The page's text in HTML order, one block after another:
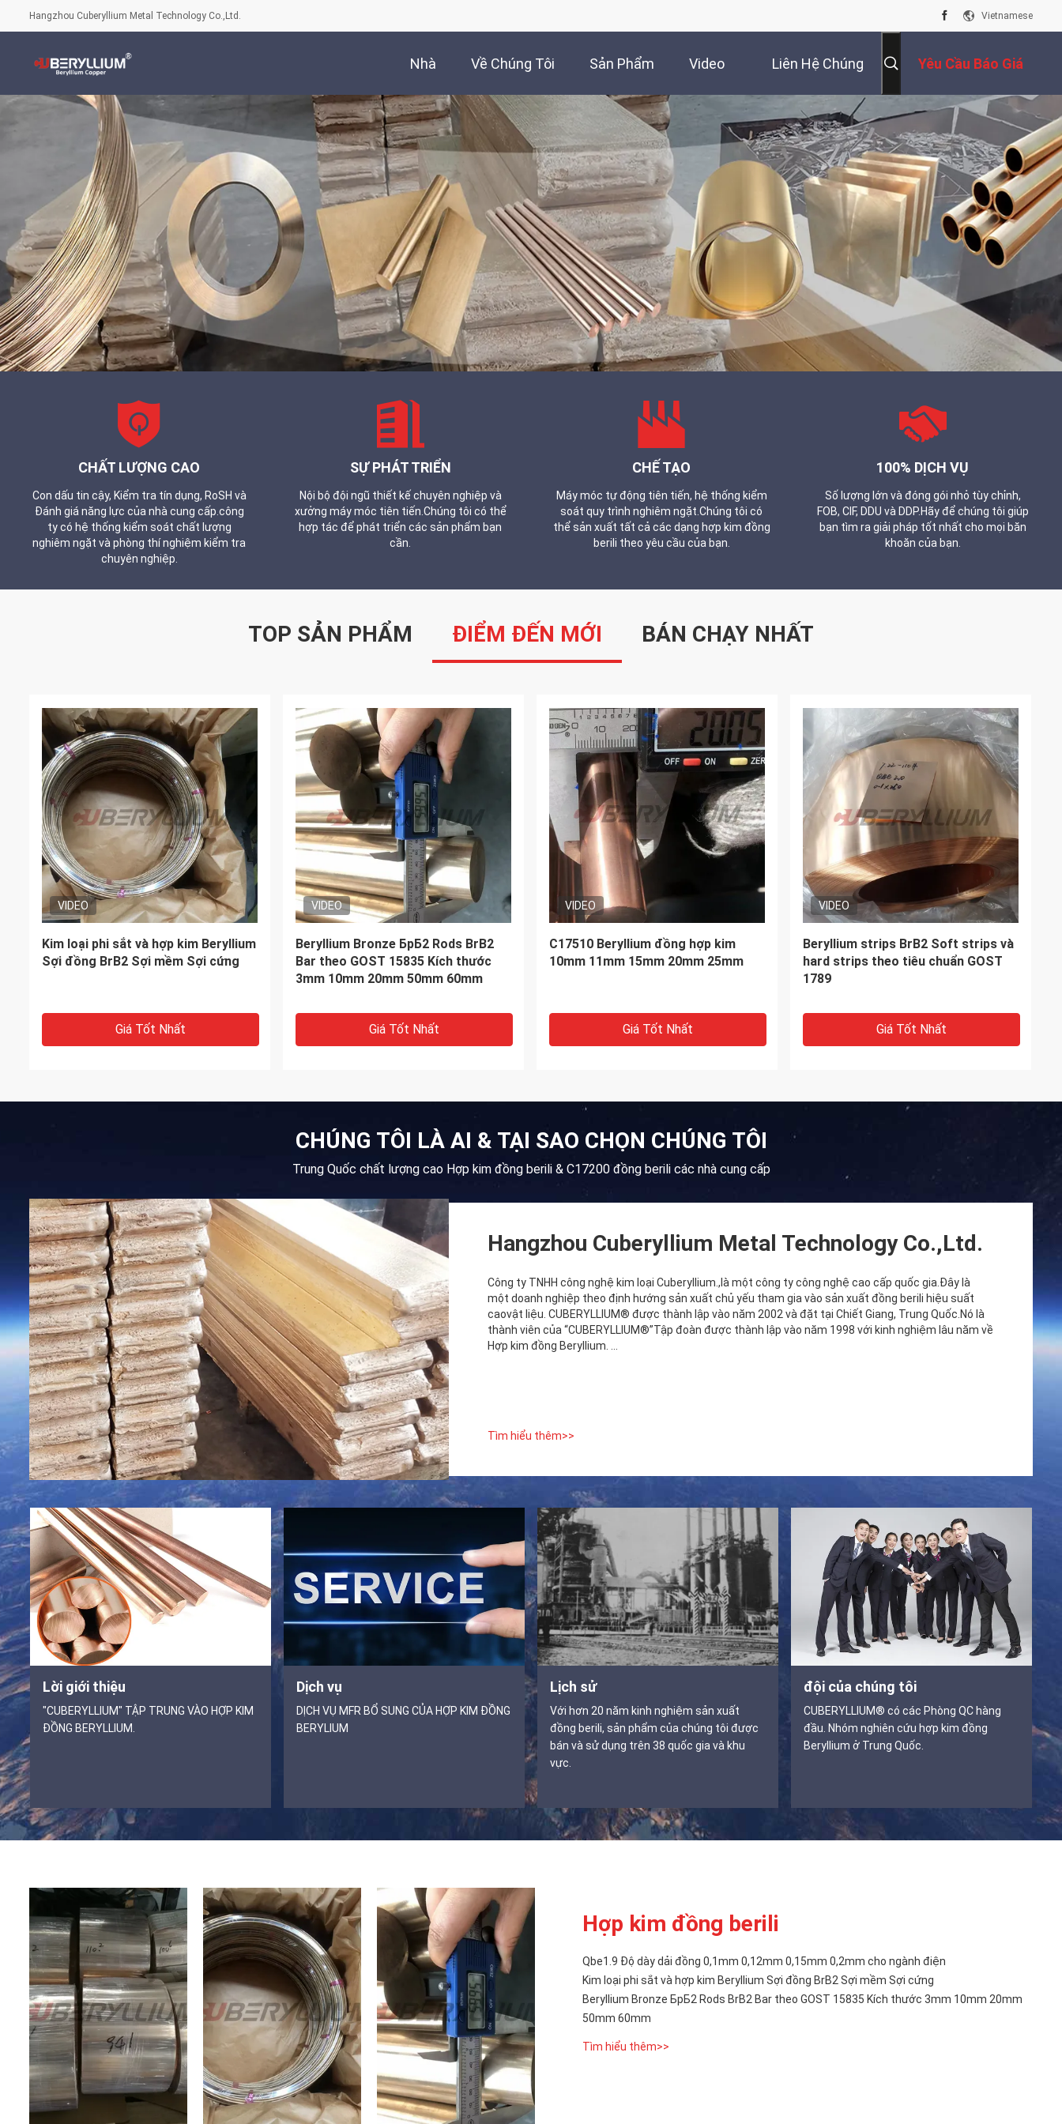
Hangzhou Cuberyllium Metal Technology Co.,Ltd. Vietnamese
Nhà Về Chúng Tôi Sản Phẩm Video Liên Hệ Chúng
Tôi
Yêu Cầu Báo Giá
CHẤT LƯỢNG CAO
Con dấu tin cậy, Kiểm tra tín dụng, RoSH và
Đánh giá năng lực của nhà cung cấp.công
ty có hệ thống kiểm soát chất lượng
nghiêm ngặt và phòng thí nghiệm kiểm tra
chuyên nghiệp.
SỰ PHÁT TRIỂN
Nội bộ đội ngũ thiết kế chuyên nghiệp và
xưởng máy móc tiên tiến.Chúng tôi có thể
hợp tác để phát triển các sản phẩm bạn
cần.
CHẾ TẠO
Máy móc tự động tiên tiến, hệ thống kiểm
soát quy trình nghiêm ngặt.Chúng tôi có
thể sản xuất tất cả các dạng hợp kim đồng
berili theo yêu cầu của bạn.
100% DỊCH VỤ
Số lượng lớn và đóng gói nhỏ tùy chỉnh,
FOB, CIF, DDU và DDP.Hãy để chúng tôi giúp
bạn tìm ra giải pháp tốt nhất cho mọi băn
khoăn của bạn.
TOP SẢN PHẨM ĐIỂM ĐẾN MỚI BÁN CHẠY NHẤT
VIDEO
Đồng Beryllium BrB2 BrBNT1.9 băng
/ băng / dải đồng 0.02mm đến 2mm
Giá Tốt Nhất
VIDEO
Beryllium đồng C17200 Dải công
nghiệp 1 / 2H với dung sai tiêu chuẩn
Giá Tốt Nhất
CuCo1Ni1Be Beryllium Copper Rods
CW103C Cobalt Nickel Beryllium
Giá Tốt Nhất
VIDEO
CuBe2 C17200 Dải cứng (BrB2 Solid)
với dung nạp tiêu cực cho thị trường
Nga
Giá Tốt Nhất
CHÚNG TÔI LÀ AI & TẠI SAO CHỌN CHÚNG TÔI
Trung Quốc chất lượng cao Hợp kim đồng berili & C17200 đồng berili các nhà cung cấp
Hangzhou Cuberyllium Metal Technology Co.,Ltd.
Công ty TNHH công nghệ kim loại Cuberyllium.,là một công ty công nghệ cao cấp quốc gia.Đây là
một doanh nghiệp theo định hướng sản xuất chủ yếu tham gia vào sản xuất đồng berili hiệu suất
caovật liệu. CUBERYLLIUM® được thành lập vào năm 2002 và đặt tại Chiết Giang, Trung Quốc.Nó là
thành viên của “CUBERYLLIUM®”Tập đoàn được thành lập vào năm 1998 với kinh nghiệm lâu năm về
Hợp kim đồng Beryllium. ...
Tìm hiểu thêm>>
Lời giới thiệu
"CUBERYLLIUM" TẬP TRUNG VÀO HỢP KIM
ĐỒNG BERYLLIUM.
Dịch vụ
DỊCH VỤ MFR BỔ SUNG CỦA HỢP KIM ĐỒNG
BERYLIUM
Lịch sử
Với hơn 20 năm kinh nghiệm sản xuất
đồng berili, sản phẩm của chúng tôi được
bán và sử dụng trên 38 quốc gia và khu
vực.
đội của chúng tôi
CUBERYLLIUM® có các Phòng QC hàng
đầu. Nhóm nghiên cứu hợp kim đồng
Beryllium ở Trung Quốc.
Hợp kim đồng berili
Qbe1.9 Độ dày dải đồng 0,1mm 0,12mm 0,15mm 0,2mm cho ngành điện
Kim loại phi sắt và hợp kim Beryllium Sợi đồng BrB2 Sợi mềm Sợi cứng
Beryllium Bronze БрБ2 Rods BrB2 Bar theo GOST 15835 Kích thước 3mm 10mm 20mm
50mm 60mm
Tìm hiểu thêm>>